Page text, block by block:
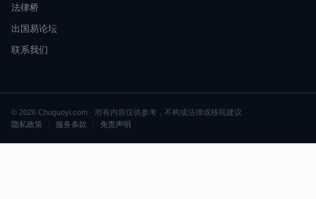
法律桥
出国易论坛
联系我们
© 2026 Chuguoyi.com · 所有内容仅供参考，不构成法律或移民建议
隐私政策
服务条款 免责声明